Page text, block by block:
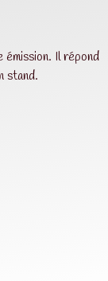
émission. Il répond
stand.